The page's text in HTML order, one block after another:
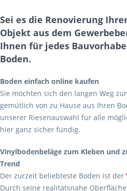
Sei es die Renovierung
Objekt aus dem
Ihnen für jedes
Boden.
Boden einfach online kaufen
Sie möchten sich den langen Weg
gemütlich von zu Hause aus Ihren
unserer Riesenauswahl für alle
hier ganz sicher fündig.
Vinylbodenbeläge zum Kleben und
Trend
Der zurzeit beliebteste Boden ist der
Durch seine realitätsnahe